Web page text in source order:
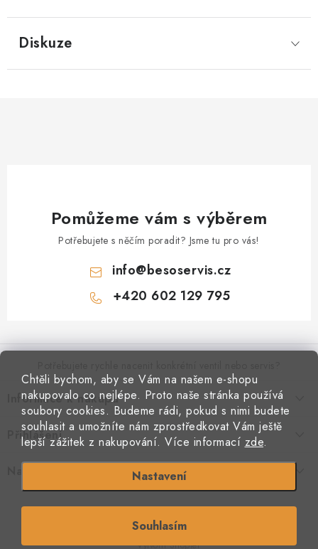
Chtěli bychom, aby se Vám na našem e-shopu
nakupovalo co nejlépe. Proto naše stránka používá
soubory cookies. Budeme rádi, pokud s nimi budete
souhlasit a umožníte nám zprostředkovat Vám ještě
lepší zážitek z nakupování. Více informací zde.
Nastavení
Souhlasím
Diskuze
Pomůžeme vám s výběrem
Potřebujete s něčím poradit? Jsme tu pro vás!
info@besoservis.cz
+420 602 129 795
á
VYPLNIT RYCHLOU POPTÁVKU
Informace k nákupu
Kontakty
Doprava a platba
Obchodní podmínky
Podmínky ochrany osobních údajů
Přihlášení
E-mail
Vytvořil Shoptet
S láskou vyrobiloFilipesmedia 🧡